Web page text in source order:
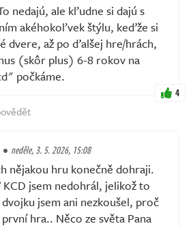
nedajú, ale kľudne si dajú s
akéhokoľvek štýlu, keďže si
dvere, až po ďalšej hre/hrách,
(skôr plus) 6-8 rokov na
počkáme.
4
neděle, 3. 5. 2026, 15:08
nějakou hru konečně dohraji.
jsem nedohrál, jelikož to
dvojku jsem ani nezkoušel, proč
hra.. Něco ze světa Pana